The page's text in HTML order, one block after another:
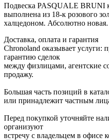
Подвеска PASQUALE BRUNI
выполнена из 18-к розового
халцедоном. Абсолютно
Доставка, оплата и гарантия
Chronoland оказывает услуги:
гарантию сделок
между физлицами, агентские
продажу.
Большая часть позиций в
или принадлежит частным
Перед покупкой уточняйте
организуют
встречу с владельцем в офисе